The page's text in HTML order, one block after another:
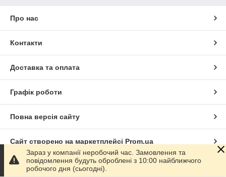
Про нас
Контакти
Доставка та оплата
Графік роботи
Повна версія сайту
Сайт створено на маркетплейсі Prom.ua
Політика конфіденційності
Зараз у компанії неробочий час. Замовлення та
повідомлення будуть оброблені з 10:00 найближчого
робочого дня (сьогодні).